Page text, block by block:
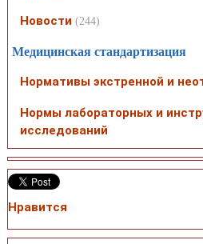
Новости (244)
Медицинская стандартизация
Нормативы экстренной и
Нормы лабораторных и
исследований
Нравится